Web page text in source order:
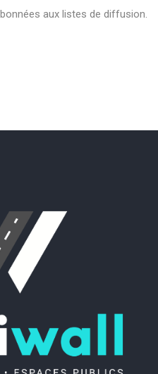
aux listes de diffusion.